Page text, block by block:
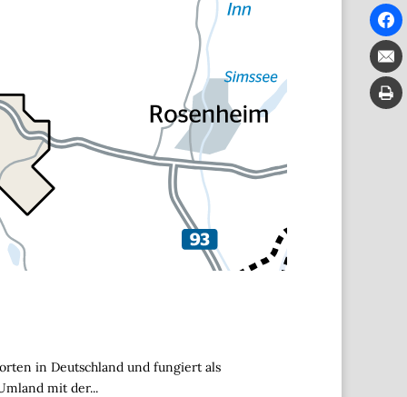
in Deutschland und fungiert als
mit der...